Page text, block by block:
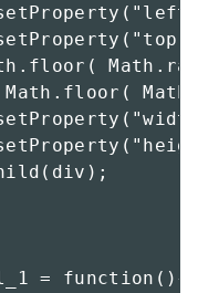
= function(){